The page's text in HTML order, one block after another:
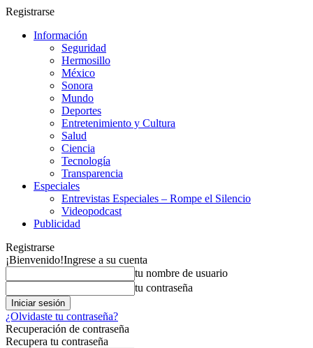
Registrarse
Información
Seguridad
Hermosillo
México
Sonora
Mundo
Deportes
Entretenimiento y Cultura
Salud
Ciencia
Tecnología
Transparencia
Especiales
Entrevistas Especiales – Rompe el Silencio
Videopodcast
Publicidad
Registrarse
¡Bienvenido!Ingrese a su cuenta
tu nombre de usuario
tu contraseña
¿Olvidaste tu contraseña?
Recuperación de contraseña
Recupera tu contraseña